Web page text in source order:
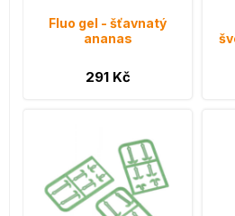
Fluo gel - šťavnatý
ananas
291 Kč